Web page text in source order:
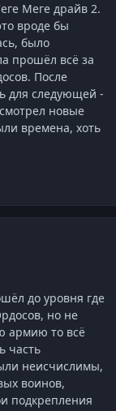
Меге драйв 2.
вроде бы
было
прошёл всё за
После
для следующей -
новые
времена, хоть
до уровня где
но не
армию то всё
часть
неисчислимы,
воинов,
подкрепления